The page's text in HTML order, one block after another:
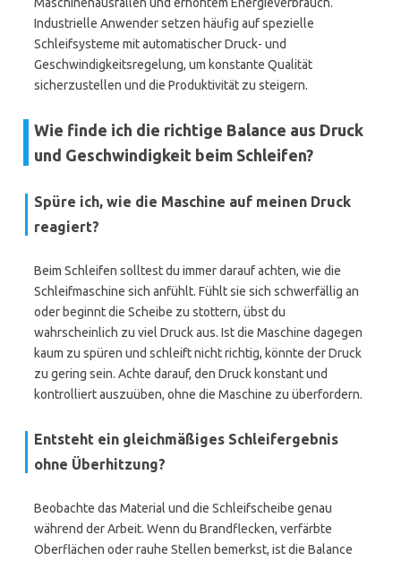
Industrielle Anwender setzen häufig auf spezielle
Schleifsysteme mit automatischer Druck- und
Geschwindigkeitsregelung, um konstante Qualität
sicherzustellen und die Produktivität zu steigern.
Wie finde ich die richtige Balance aus Druck
und Geschwindigkeit beim Schleifen?
Spüre ich, wie die Maschine auf meinen Druck
reagiert?
Beim Schleifen solltest du immer darauf achten, wie die
Schleifmaschine sich anfühlt. Fühlt sie sich schwerfällig an
oder beginnt die Scheibe zu stottern, übst du
wahrscheinlich zu viel Druck aus. Ist die Maschine dagegen
kaum zu spüren und schleift nicht richtig, könnte der Druck
zu gering sein. Achte darauf, den Druck konstant und
kontrolliert auszuüben, ohne die Maschine zu überfordern.
Entsteht ein gleichmäßiges Schleifergebnis
ohne Überhitzung?
Beobachte das Material und die Schleifscheibe genau
während der Arbeit. Wenn du Brandflecken, verfärbte
Oberflächen oder rauhe Stellen bemerkst, ist die Balance